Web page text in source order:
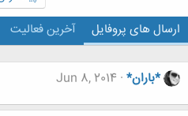
ارسال های پروفایل آخرین فعالیت
*باران* Jun 8, 2014